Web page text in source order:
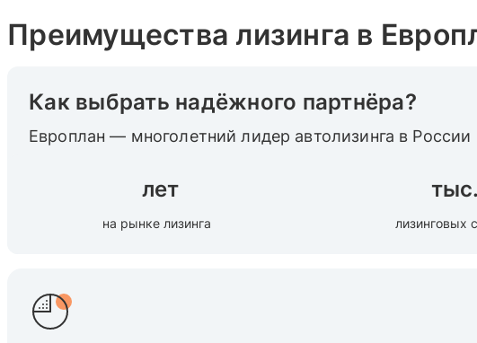
Преимущества лизинга в
Как выбрать надёжного партнёра?
Европлан — многолетний лидер автолизинга в России
лет
на рынке лизинга
тыс.
лизинговых